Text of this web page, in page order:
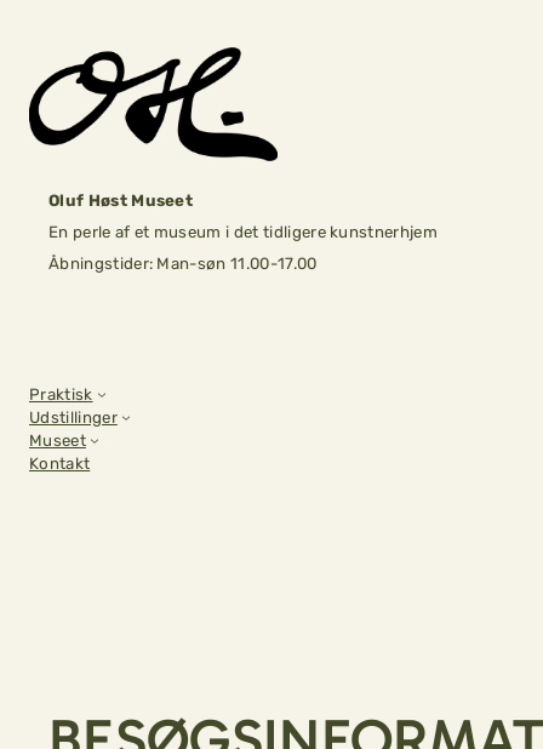
content
Oluf Høst Museet
En perle af et museum i det tidligere kunstnerhjem
Åbningstider: Man-søn 11.00-17.00
Praktisk
Udstillinger
Museet
Kontakt